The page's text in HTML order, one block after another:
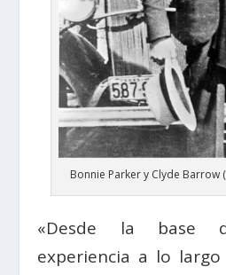
Bonnie Parker y Clyde Barrow
«Desde la base
experiencia a lo